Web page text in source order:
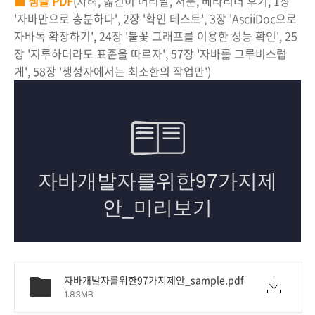
'자바만으로 충분하다', 2장 '확인 테스트', 3장 'AsciiDoc으로
자바독 확장하기', 24장 '불꽃 그래프를 이용한 성능 확인', 25
장 '지루하더라도 표준을 따르자', 57장 '자바를 그루비스럽
게', 58장 '생성자에서는 최소한의 작업만')
자바개발자를위한97가지제안_sample.pdf
1.83MB